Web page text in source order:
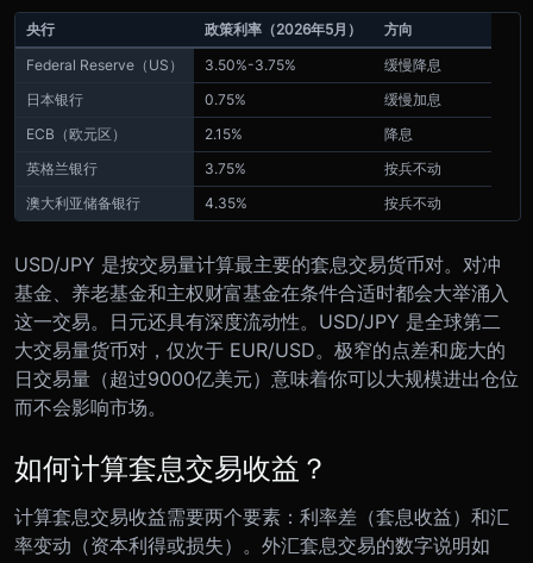
央行 政策利率（2026年5月）
方向
Federal Reserve（US）
3.50%-3.75%
缓慢降息
日本银行
0.75%
缓慢加息
ECB（欧元区）
2.15%
降息
英格兰银行
3.75%
按兵不动
澳大利亚储备银行
4.35% 按兵不动
USD/JPY 是按交易量计算最主要的套息交易货币对。对冲
基金、养老基金和主权财富基金在条件合适时都会大举涌入
这一交易。日元还具有深度流动性。USD/JPY 是全球第二
大交易量货币对，仅次于 EUR/USD。极窄的点差和庞大的
日交易量（超过9000亿美元）意味着你可以大规模进出仓位
而不会影响市场。
如何计算套息交易收益？
计算套息交易收益需要两个要素：利率差（套息收益）和汇
率变动（资本利得或损失）。外汇套息交易的数字说明如